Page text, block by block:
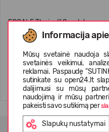
Informacija
Mūsų svetainė naudoja
svetainės veikimui,
reklamai. Paspaudę
sutinkate su open24.lt
dalijimusi su mūsų
naudojimą ir mūsų
pakeisti savo sutikimą per
Slapukų nustatymai
ECOALF Thaisalf Sandals
Woman's